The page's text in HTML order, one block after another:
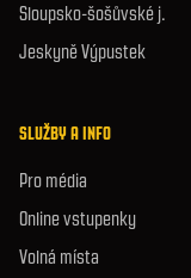
Sloupsko-šošůvské j.
Jeskyně Výpustek
SLUŽBY A INFO
Pro média
Online vstupenky
Volná místa